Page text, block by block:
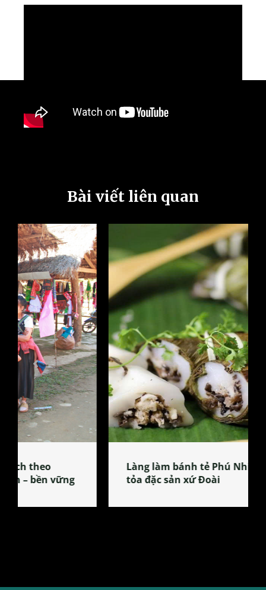
Bài viết liên quan
Làng làm bánh tẻ Phú Nhi – nơi lan
tỏa đặc sản xứ Đoài